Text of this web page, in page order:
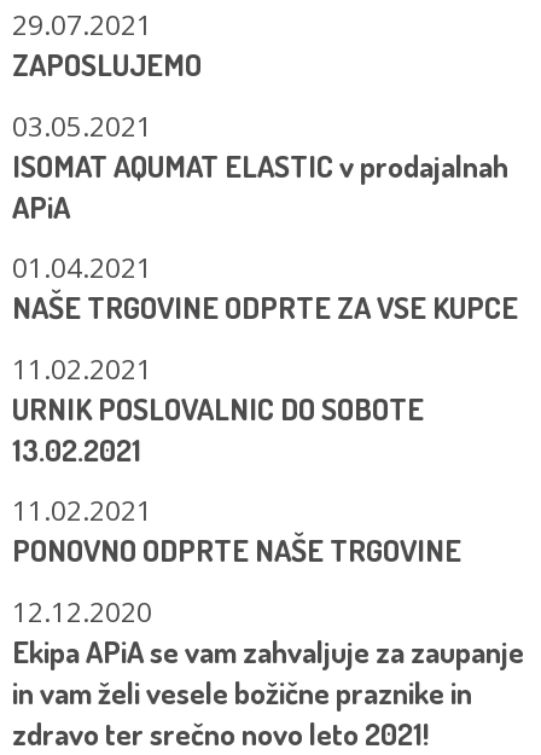
29.07.2021
ZAPOSLUJEMO
03.05.2021
ISOMAT AQUMAT ELASTIC v prodajalnah
APiA
01.04.2021
NAŠE TRGOVINE ODPRTE ZA VSE KUPCE
11.02.2021
URNIK POSLOVALNIC DO SOBOTE
13.02.2021
11.02.2021
PONOVNO ODPRTE NAŠE TRGOVINE
12.12.2020
Ekipa APiA se vam zahvaljuje za zaupanje
in vam želi vesele božične praznike in
zdravo ter srečno novo leto 2021!